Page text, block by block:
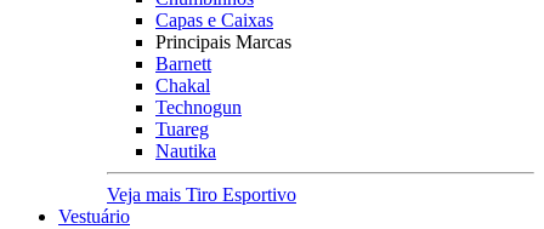
Capas e Caixas
Principais Marcas
Barnett
Chakal
Technogun
Tuareg
Nautika
Veja mais Tiro Esportivo
Vestuário